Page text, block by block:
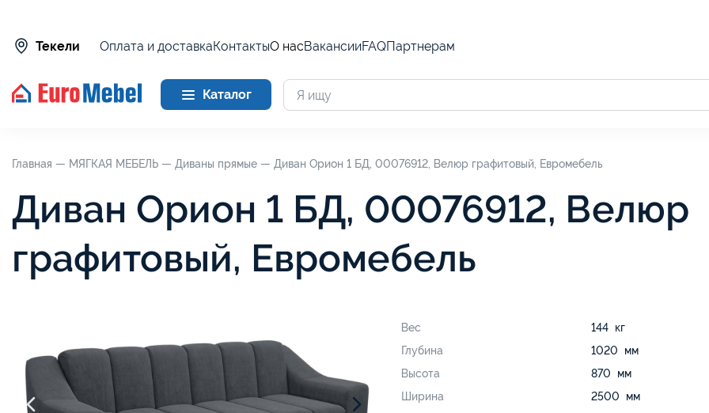
Текели Оплата и доставкаКонтактыО насВакансииFAQПартнерам
Каталог
Главная — МЯГКАЯ МЕБЕЛЬ — Диваны прямые — Диван Орион 1 БД, 00076912, Велюр графитовый, Евромебель
Диван Орион 1 БД, 00076912, Велюр
графитовый, Евромебель
Вес
144 кг
Глубина
1020 мм
Высота
870 мм
Ширина
2500 мм